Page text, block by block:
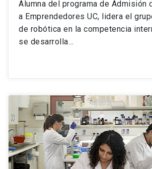
Alumna del programa de Admisión
a Emprendedores UC, lidera el
de robótica en la competencia
se desarrolla…